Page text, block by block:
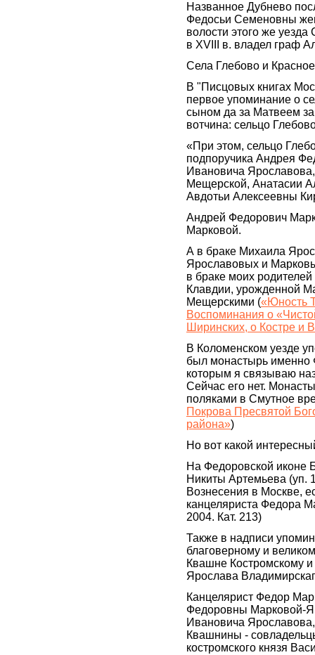
Названное Дубнево
Федосьи Семеновны
волости этого же
в XVIII в. владел граф
Села Глебово и
В "Писцовых книгах
первое упоминание о
сыном да за Матвеем
вотчина: сельцо
«При этом, сельцо
подпоручика Андрея
Ивановича
Мещерской, Анатасии
Авдотьи Алексеевны
Андрей Федорович
Марковой.
А в браке Михаила
Ярославовых и
в браке моих
Клавдии, урожденной
Мещерскими («Юность
Воспоминания о
Ширинских, о Костре и
В Коломенском уезде
был монастырь именно
которым я связываю
Сейчас его нет.
поляками в Смутное
Покрова Пресвятой
района»)
Но вот какой
На Федоровской иконе
Никиты Артемьева (уп.
Вознесения в Москве,
канцеляриста Федора
2004. Кат. 213)
Также в надписи
благоверному и
Квашне Костромскому и
Ярослава
Канцелярист Федор
Федоровны Марковой-
Ивановича
Квашнины -
костромского князя